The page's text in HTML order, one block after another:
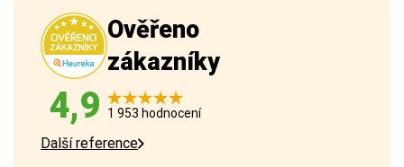
Ověřeno
zákazníky
4,9 1 953 hodnocení
Další reference